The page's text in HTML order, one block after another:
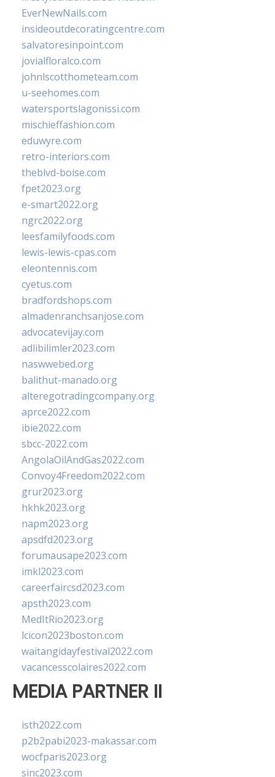
EverNewNails.com
insideoutdecoratingcentre.com
salvatoresinpoint.com
jovialfloralco.com
johnlscotthometeam.com
u-seehomes.com
watersportslagonissi.com
mischieffashion.com
eduwyre.com
retro-interiors.com
theblvd-boise.com
fpet2023.org
e-smart2022.org
ngrc2022.org
leesfamilyfoods.com
lewis-lewis-cpas.com
eleontennis.com
cyetus.com
bradfordshops.com
almadenranchsanjose.com
advocatevijay.com
adlibilimler2023.com
naswwebed.org
balithut-manado.org
alteregotradingcompany.org
aprce2022.com
ibie2022.com
sbcc-2022.com
AngolaOilAndGas2022.com
Convoy4Freedom2022.com
grur2023.org
hkhk2023.org
napm2023.org
apsdfd2023.org
forumausape2023.com
imkl2023.com
careerfaircsd2023.com
apsth2023.com
MedItRio2023.org
lcicon2023boston.com
waitangidayfestival2022.com
vacancesscolaires2022.com
MEDIA PARTNER II
isth2022.com
p2b2pabi2023-makassar.com
wocfparis2023.org
sinc2023.com